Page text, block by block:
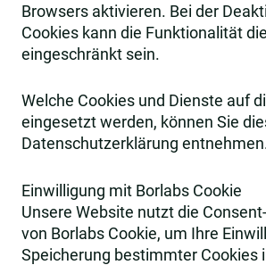
Browsers aktivieren. Bei der
Cookies kann die Funktionalität
eingeschränkt sein.
Welche Cookies und Dienste auf
eingesetzt werden, können Sie
Datenschutzerklärung
Einwilligung mit Borlabs Cookie
Unsere Website nutzt die
von Borlabs Cookie, um Ihre
Speicherung bestimmter Cookies